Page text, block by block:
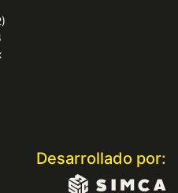
Desarrollado por: